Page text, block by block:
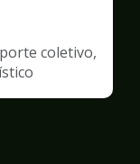
coletivo,